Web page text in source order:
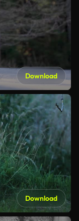
Download
Download